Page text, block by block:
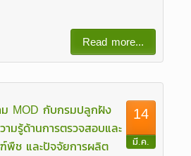
Read more...
14
มี.ค.
ม MOD กับกรมปลูกฝัง
มรู้ด้านการตรวจสอบและ
ช และปัจจัยการผลิต